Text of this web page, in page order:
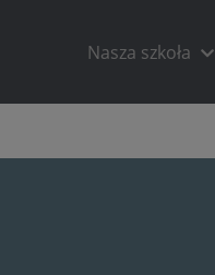
Nasza szkoła